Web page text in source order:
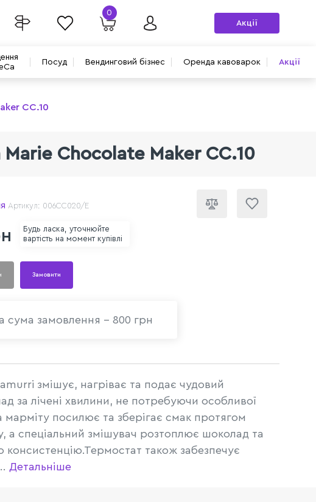
Посуд Вендинговий бізнес Оренда кавоварок Акції
0
Акції
CC.10
Chocolate Maker CC.10
Артикул: 006CC020/E
Будь ласка, уточнюйте
вартість на момент купівлі
Замовити
сума замовлення - 800 грн
змішує, нагріває та подає чудовий
за лічені хвилини, не потребуючи особливої
марміту посилює та зберігає смак протягом
а спеціальний змішувач розтоплює шоколад та
консистенцію.Термостат також забезпечує
Детальніше